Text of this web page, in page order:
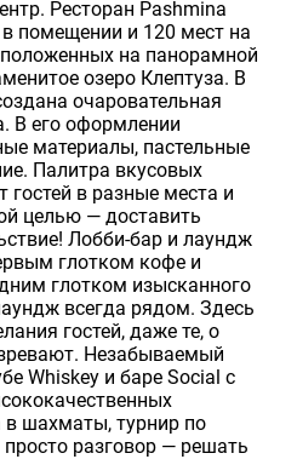
Ресторан Pashmina
помещении и 120 мест на
на панорамной
озеро Клептуза. В
очаровательная
В его оформлении
материалы, пастельные
Палитра вкусовых
гостей в разные места и
целью — доставить
Лобби-бар и лаундж
глотком кофе и
глотком изысканного
всегда рядом. Здесь
гостей, даже те, о
Незабываемый
Whiskey и баре Social с
в шахматы, турнир по
разговор — решать